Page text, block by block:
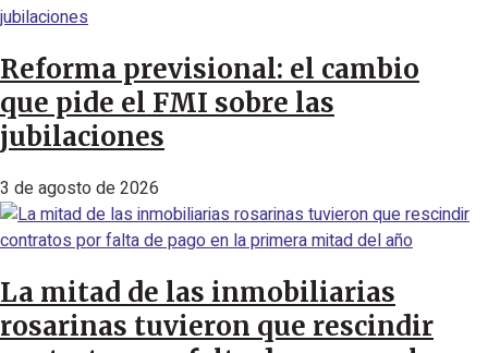
Reforma previsional: el cambio
que pide el FMI sobre las
jubilaciones
3 de agosto de 2026
La mitad de las inmobiliarias
rosarinas tuvieron que rescindir